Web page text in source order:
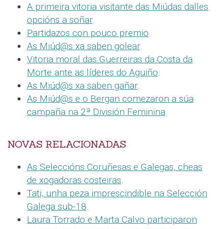
A primeira vitoria visitante das Miúdas dalles
opcións a soñar.
Partidazos con pouco premio.
As Miúd@s xa saben golear.
Vitoria moral das Guerreiras da Costa da
Morte ante as líderes do Aguiño.
As Miúd@s xa saben gañar.
As Miúd@s e o Bergan comezaron a súa
campaña na 2ª División Feminina.
NOVAS RELACIONADAS
As Seleccións Coruñesas e Galegas, cheas
de xogadoras costeiras.
Tati, unha peza imprescindible na Selección
Galega sub-18.
Laura Torrado e Marta Calvo participaron